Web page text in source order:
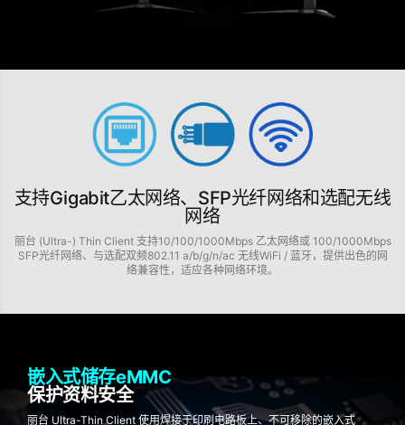
支持Gigabit乙太网络、SFP光纤网络和选配无线
网络
丽台 (Ultra-) Thin Client 支持10/100/1000Mbps 乙太网络或 100/1000Mbps
SFP光纤网络、与选配双频802.11 a/b/g/n/ac 无线WiFi / 蓝牙，提供出色的网
络兼容性，适应各种网络环境。
嵌入式储存eMMC
保护资料安全
丽台 Ultra-Thin Client 使用焊接于印刷电路板上、不可移除的嵌入式